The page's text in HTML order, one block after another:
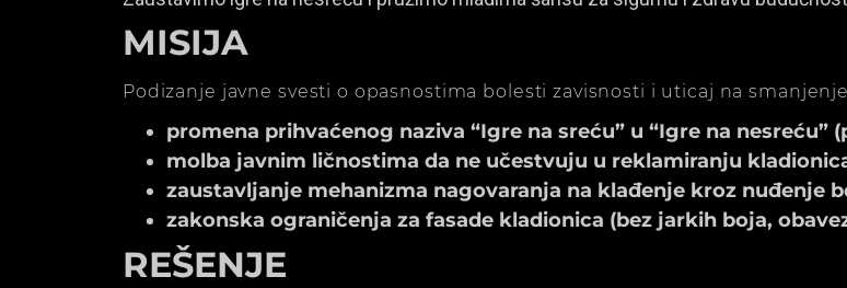
MISIJA
Podizanje javne svesti o opasnostima bolesti zavisnosti i uticaj na
promena prihvaćenog naziva “Igre na sreću” u “Igre na nesreću”
molba javnim ličnostima da ne učestvuju u reklamiranju
zaustavljanje mehanizma nagovaranja na klađenje kroz nuđenje
zakonska ograničenja za fasade kladionica (bez jarkih boja,
REŠENJE